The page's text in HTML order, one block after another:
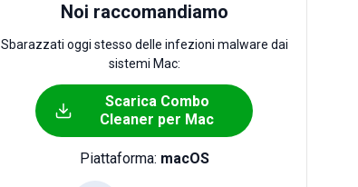
Noi raccomandiamo
Sbarazzati oggi stesso delle infezioni malware dai
sistemi Mac:
Scarica Combo
Cleaner per Mac
Piattaforma: macOS